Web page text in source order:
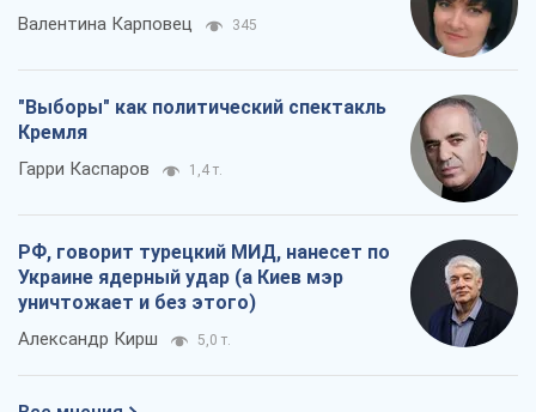
Валентина Карповец 345
"Выборы" как политический спектакль
Кремля
Гарри Каспаров 1,4 т.
РФ, говорит турецкий МИД, нанесет по
Украине ядерный удар (а Киев мэр
уничтожает и без этого)
Александр Кирш 5,0 т.